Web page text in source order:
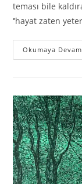
teması bile
‘’hayat zaten
Okumaya